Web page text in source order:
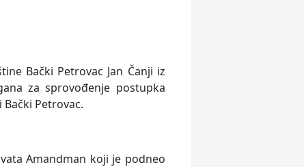
Bački Petrovac Jan Čanji iz
za sprovođenje postupka
Petrovac.
Amandman koji je podneo